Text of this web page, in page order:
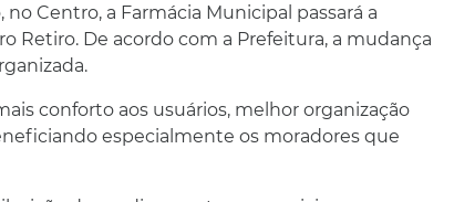
Centro, a Farmácia Municipal passará a
Retiro. De acordo com a Prefeitura, a mudança
conforto aos usuários, melhor organização
especialmente os moradores que